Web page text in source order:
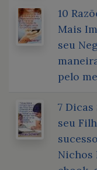
10
Mais
seu
pelo
7
seu
Nichos